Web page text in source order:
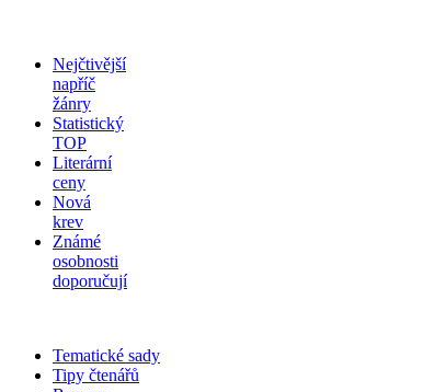
Nejčtivější
napříč
žánry
Statistický
TOP
Literární
ceny
Nová
krev
Známé
osobnosti
doporučují
Tematické sady
Tipy čtenářů